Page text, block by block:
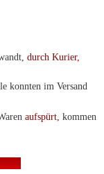
durch Kurier,
konnten im Versand
aufspürt, kommen